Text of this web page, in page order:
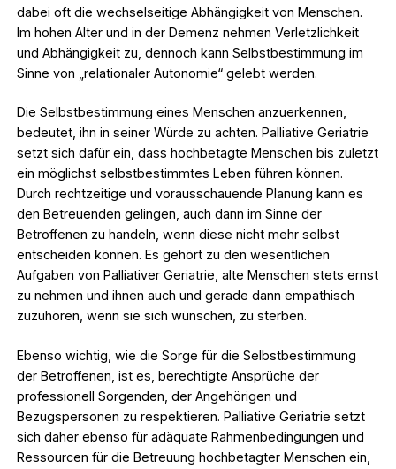
dabei oft die wechselseitige Abhängigkeit von Menschen.
Im hohen Alter und in der Demenz nehmen Verletzlichkeit
und Abhängigkeit zu, dennoch kann Selbstbestimmung im
Sinne von „relationaler Autonomie“ gelebt werden.
Die Selbstbestimmung eines Menschen anzuerkennen,
bedeutet, ihn in seiner Würde zu achten. Palliative Geriatrie
setzt sich dafür ein, dass hochbetagte Menschen bis zuletzt
ein möglichst selbstbestimmtes Leben führen können.
Durch rechtzeitige und vorausschauende Planung kann es
den Betreuenden gelingen, auch dann im Sinne der
Betroffenen zu handeln, wenn diese nicht mehr selbst
entscheiden können. Es gehört zu den wesentlichen
Aufgaben von Palliativer Geriatrie, alte Menschen stets ernst
zu nehmen und ihnen auch und gerade dann empathisch
zuzuhören, wenn sie sich wünschen, zu sterben.
Ebenso wichtig, wie die Sorge für die Selbstbestimmung
der Betroffenen, ist es, berechtigte Ansprüche der
professionell Sorgenden, der Angehörigen und
Bezugspersonen zu respektieren. Palliative Geriatrie setzt
sich daher ebenso für adäquate Rahmenbedingungen und
Ressourcen für die Betreuung hochbetagter Menschen ein,